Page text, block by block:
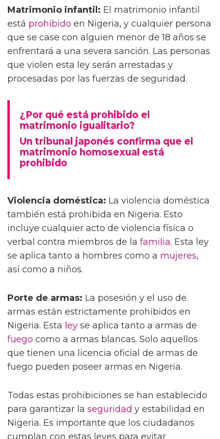
Matrimonio infantil: El matrimonio infantil
está prohibido en Nigeria, y cualquier persona
que se case con alguien menor de 18 años se
enfrentará a una severa sanción. Las personas
que violen esta ley serán arrestadas y
procesadas por las fuerzas de seguridad.
¿Por qué está prohibido el
matrimonio igualitario?
Un tribunal japonés confirma que el
matrimonio homosexual está
prohibido
Violencia doméstica: La violencia doméstica
también está prohibida en Nigeria. Esto
incluye cualquier acto de violencia física o
verbal contra miembros de la familia. Esta ley
se aplica tanto a hombres como a mujeres,
así como a niños.
Porte de armas: La posesión y el uso de
armas están estrictamente prohibidos en
Nigeria. Esta ley se aplica tanto a armas de
fuego como a armas blancas. Solo aquellos
que tienen una licencia oficial de armas de
fuego pueden poseer armas en Nigeria.
Todas estas prohibiciones se han establecido
para garantizar la seguridad y estabilidad en
Nigeria. Es importante que los ciudadanos
cumplan con estas leyes para evitar